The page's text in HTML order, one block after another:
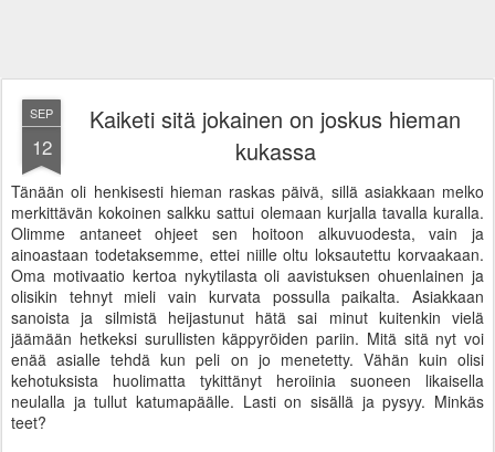
SEP
12
Kaiketi sitä jokainen on joskus hieman
kukassa
Tänään oli henkisesti hieman raskas päivä, sillä asiakkaan melko
merkittävän kokoinen salkku sattui olemaan kurjalla tavalla kuralla.
Olimme antaneet ohjeet sen hoitoon alkuvuodesta, vain ja
ainoastaan todetaksemme, ettei niille oltu loksautettu korvaakaan.
Oma motivaatio kertoa nykytilasta oli aavistuksen ohuenlainen ja
olisikin tehnyt mieli vain kurvata possulla paikalta. Asiakkaan
sanoista ja silmistä heijastunut hätä sai minut kuitenkin vielä
jäämään hetkeksi surullisten käppyröiden pariin. Mitä sitä nyt voi
enää asialle tehdä kun peli on jo menetetty. Vähän kuin olisi
kehotuksista huolimatta tykittänyt heroiinia suoneen likaisella
neulalla ja tullut katumapäälle. Lasti on sisällä ja pysyy. Minkäs
teet?